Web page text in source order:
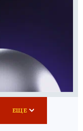
ЕЩЕ